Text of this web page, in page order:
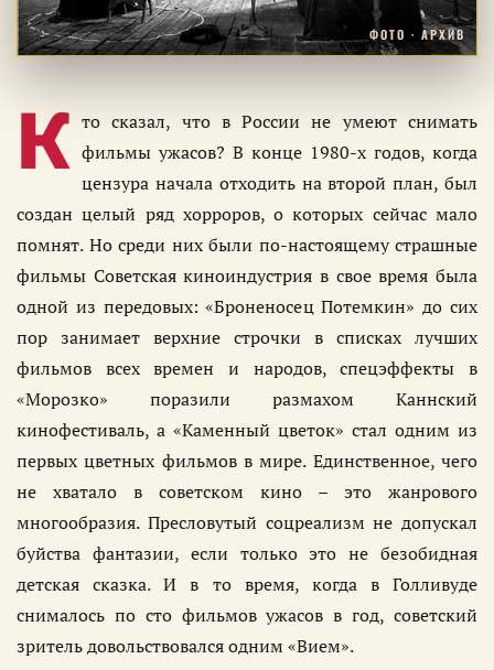
ФОТО · АРХИВ
К то сказал, что в России не умеют снимать
фильмы ужасов? В конце 1980-х годов, когда
цензура начала отходить на второй план, был
создан целый ряд хорроров, о которых сейчас мало
помнят. Но среди них были по-настоящему страшные
фильмы Советская киноиндустрия в свое время была
одной из передовых: «Броненосец Потемкин» до сих
пор занимает верхние строчки в списках лучших
фильмов всех времен и народов, спецэффекты в
«Морозко» поразили размахом Каннский
кинофестиваль, а «Каменный цветок» стал одним из
первых цветных фильмов в мире. Единственное, чего
не хватало в советском кино – это жанрового
многообразия. Пресловутый соцреализм не допускал
буйства фантазии, если только это не безобидная
детская сказка. И в то время, когда в Голливуде
снималось по сто фильмов ужасов в год, советский
зритель довольствовался одним «Вием».